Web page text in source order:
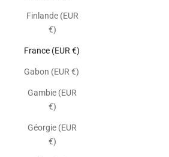
Finlande (EUR
€)
France (EUR €)
Gabon (EUR €)
Gambie (EUR
€)
Géorgie (EUR
€)